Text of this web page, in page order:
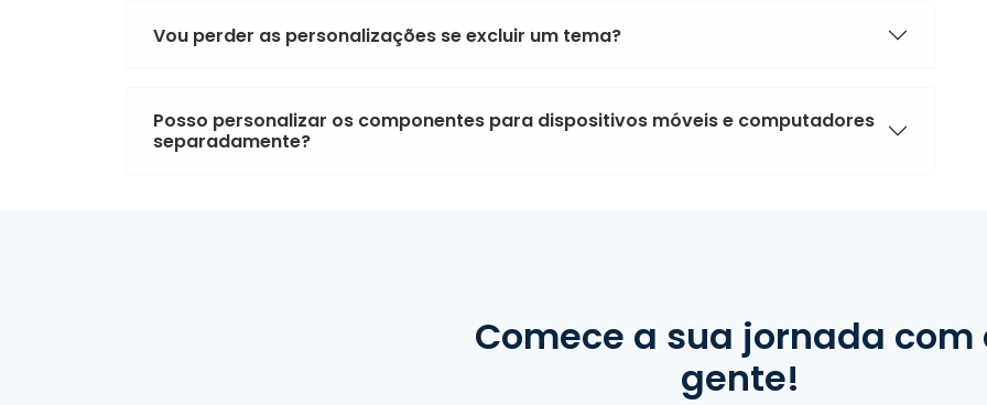
Vou perder as personalizações se excluir um tema?
Posso personalizar os componentes para dispositivos móveis e computadores
separadamente?
Comece a sua jornada com
gente!